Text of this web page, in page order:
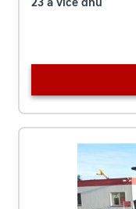
23 a více dnů